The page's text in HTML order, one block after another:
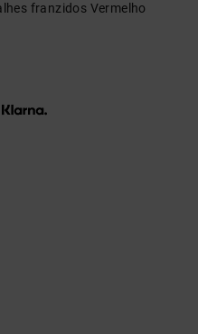
franzidos Vermelho